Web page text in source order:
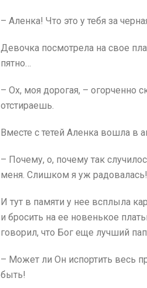
– Аленка! Что это у тебя за
Девочка посмотрела на свое
пятно…
– Ох, моя дорогая, – огорченно
отстираешь.
Вместе с тетей Аленка вошла в
– Почему, о, почему так
меня. Слишком я уж радовалась!
И тут в памяти у нее всплыла
и бросить на ее новенькое
говорил, что Бог еще лучший
– Может ли Он испортить весь
быть!